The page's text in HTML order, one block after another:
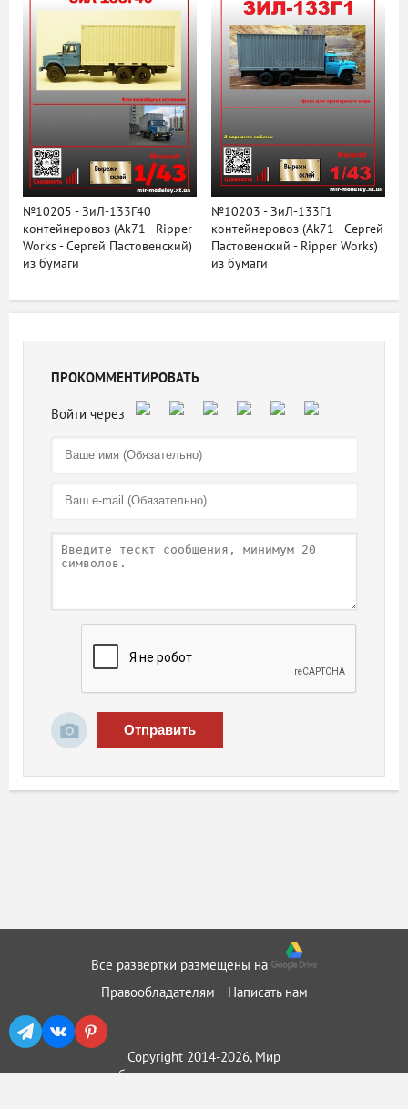
№10205 - ЗиЛ-133Г40
контейнеровоз (Ak71 - Ripper
Works - Сергей Пастовенский)
из бумаги
№10203 - ЗиЛ-133Г1
контейнеровоз (Ak71 - Сергей
Пастовенский - Ripper Works)
из бумаги
ПРОКОММЕНТИРОВАТЬ
Отправить
Все развертки размещены на
Правообладателям
Написать нам
Copyright 2014-2026, Мир
бумажного моделирования ::